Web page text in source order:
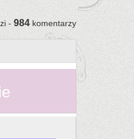
-984komentarzy